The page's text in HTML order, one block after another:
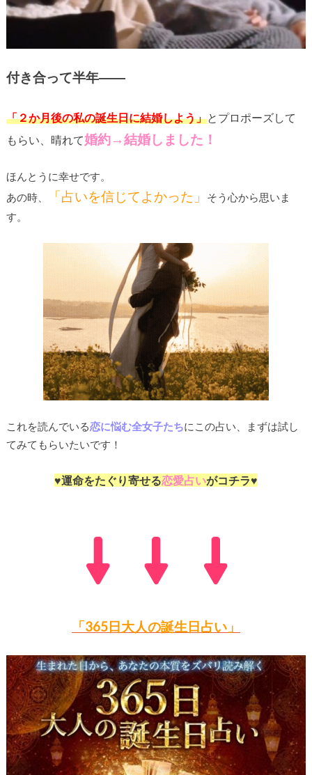
付き合って半年――
「２か月後の私の誕生日に結婚しよう」とプロポーズして
もらい、晴れて婚約→結婚しました！
ほんとうに幸せです。
あの時、
「占いを信じてよかった」
そう心から思いま
す。
これを読んでいる恋に悩む全女子たちにこの占い、まずは試し
てみてもらいたいです！
♥運命をたぐり寄せる恋愛占いがコチラ♥
「365日大人の誕生日占い」